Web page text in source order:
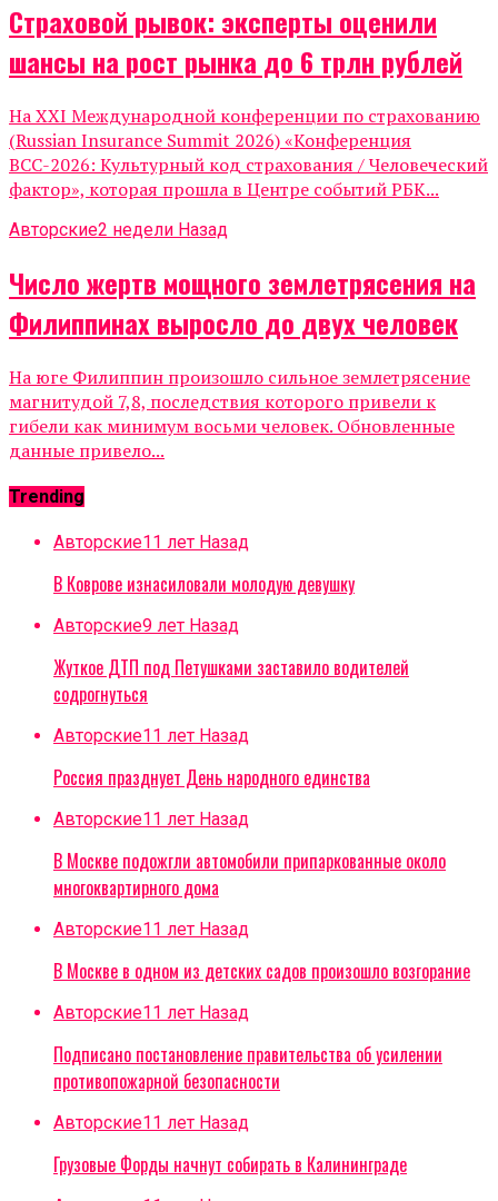
Страховой рывок: эксперты оценили
шансы на рост рынка до 6 трлн рублей
На XXI Международной конференции по страхованию
(Russian Insurance Summit 2026) «Конференция
ВСС-2026: Культурный код страхования / Человеческий
фактор», которая прошла в Центре событий РБК...
Авторские2 недели Назад
Число жертв мощного землетрясения на
Филиппинах выросло до двух человек
На юге Филиппин произошло сильное землетрясение
магнитудой 7,8, последствия которого привели к
гибели как минимум восьми человек. Обновленные
данные привело...
Trending
Авторские11 лет Назад
В Коврове изнасиловали молодую девушку
Авторские9 лет Назад
Жуткое ДТП под Петушками заставило водителей
содрогнуться
Авторские11 лет Назад
Россия празднует День народного единства
Авторские11 лет Назад
В Москве подожгли автомобили припаркованные около
многоквартирного дома
Авторские11 лет Назад
В Москве в одном из детских садов произошло возгорание
Авторские11 лет Назад
Подписано постановление правительства об усилении
противопожарной безопасности
Авторские11 лет Назад
Грузовые Форды начнут собирать в Калининграде